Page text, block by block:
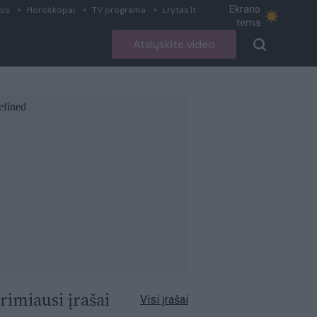
Horoskopai TV programa Lrytas.lt
Ekrano
tema
Atsiųskite video
įrašai Visi įrašai